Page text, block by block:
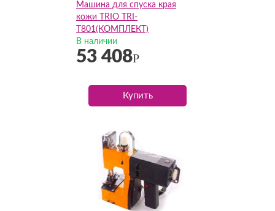
Машина для спуска края
кожи TRIO TRI-
T801(КОМПЛЕКТ)
В наличии
53 408Р
Купить